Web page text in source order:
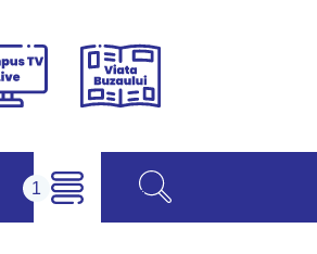
Campus
Viața